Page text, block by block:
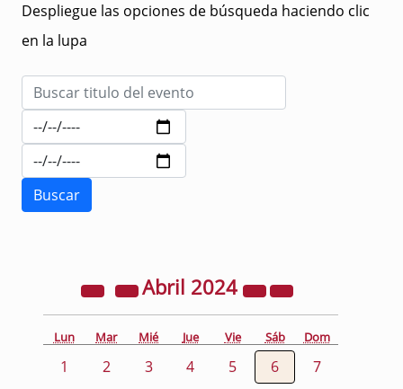
Despliegue las opciones de búsqueda haciendo clic
en la lupa
Abril 2024
Lun Mar Mié Jue Vie Sáb Dom
1 2 3 4 5 6
7